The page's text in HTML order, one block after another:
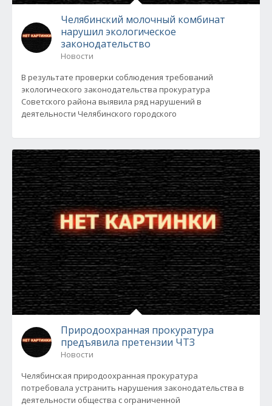
Челябинский молочный комбинат
нарушил экологическое
законодательство
Новости
В результате проверки соблюдения требований
экологического законодательства прокуратура
Советского района выявила ряд нарушений в
деятельности Челябинского городского
Природоохранная прокуратура
предъявила претензии ЧТЗ
Новости
Челябинская природоохранная прокуратура
потребовала устранить нарушения законодательства в
деятельности общества с ограниченной